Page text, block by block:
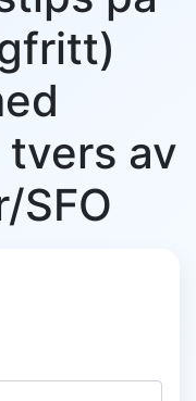
av
SFO